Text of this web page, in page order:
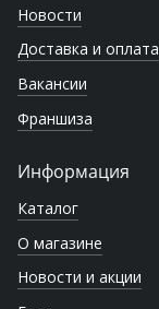
Новости
Доставка и оплата
Вакансии
Франшиза
Информация
Каталог
О магазине
Новости и акции